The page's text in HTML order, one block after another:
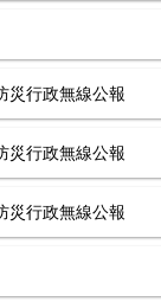
行政無線公報
行政無線公報
行政無線公報